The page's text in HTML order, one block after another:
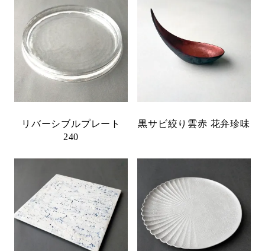
リバーシブルプレート
240
黒サビ絞り雲赤 花弁珍味